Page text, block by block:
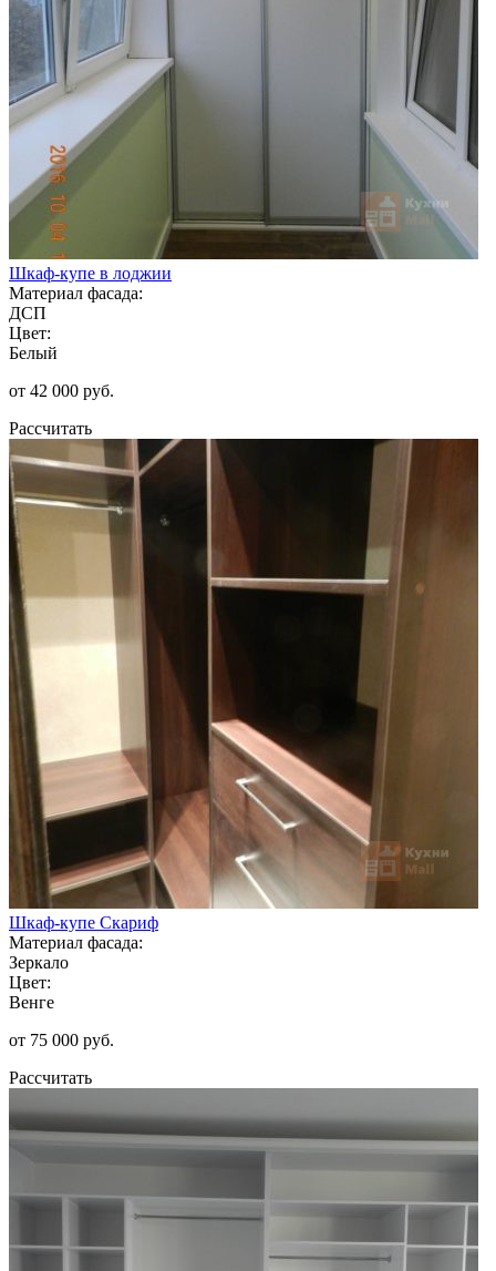
Шкаф-купе в лоджии
Материал фасада:
ДСП
Цвет:
Белый
от 42 000 руб.
Рассчитать
Шкаф-купе Скариф
Материал фасада:
Зеркало
Цвет:
Венге
от 75 000 руб.
Рассчитать